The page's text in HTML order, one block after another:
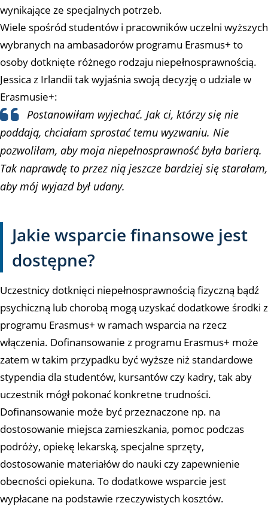
wynikające ze specjalnych potrzeb.
Wiele spośród studentów i pracowników uczelni wyższych
wybranych na ambasadorów programu Erasmus+ to
osoby dotknięte różnego rodzaju niepełnosprawnością.
Jessica z Irlandii tak wyjaśnia swoją decyzję o udziale w
Erasmusie+:
Postanowiłam wyjechać. Jak ci, którzy się nie
poddają, chciałam sprostać temu wyzwaniu. Nie
pozwoliłam, aby moja niepełnosprawność była barierą.
Tak naprawdę to przez nią jeszcze bardziej się starałam,
aby mój wyjazd był udany.
Jakie wsparcie finansowe jest
dostępne?
Uczestnicy dotknięci niepełnosprawnością fizyczną bądź
psychiczną lub chorobą mogą uzyskać dodatkowe środki z
programu Erasmus+ w ramach wsparcia na rzecz
włączenia. Dofinansowanie z programu Erasmus+ może
zatem w takim przypadku być wyższe niż standardowe
stypendia dla studentów, kursantów czy kadry, tak aby
uczestnik mógł pokonać konkretne trudności.
Dofinansowanie może być przeznaczone np. na
dostosowanie miejsca zamieszkania, pomoc podczas
podróży, opiekę lekarską, specjalne sprzęty,
dostosowanie materiałów do nauki czy zapewnienie
obecności opiekuna. To dodatkowe wsparcie jest
wypłacane na podstawie rzeczywistych kosztów.